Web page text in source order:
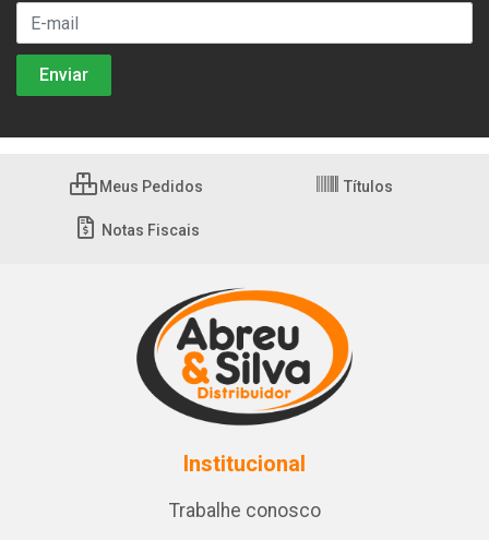
Meus Pedidos Títulos
Notas Fiscais
Institucional
Trabalhe conosco